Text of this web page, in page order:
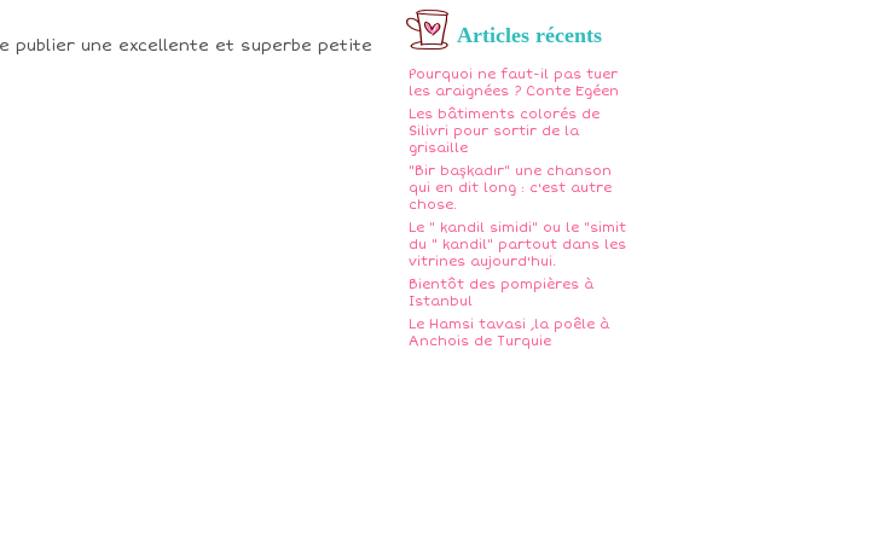
Articles récents
Pourquoi ne faut-il pas tuer
les araignées ? Conte Egéen
Les bâtiments colorés de
Silivri pour sortir de la
grisaille
"Bir başkadır" une chanson
qui en dit long : c'est autre
chose.
Le " kandil simidi" ou le "simit
du " kandil" partout dans les
vitrines aujourd'hui.
Bientôt des pompières à
Istanbul
Le Hamsi tavasi ,la poêle à
Anchois de Turquie
publier une excellente et superbe petite